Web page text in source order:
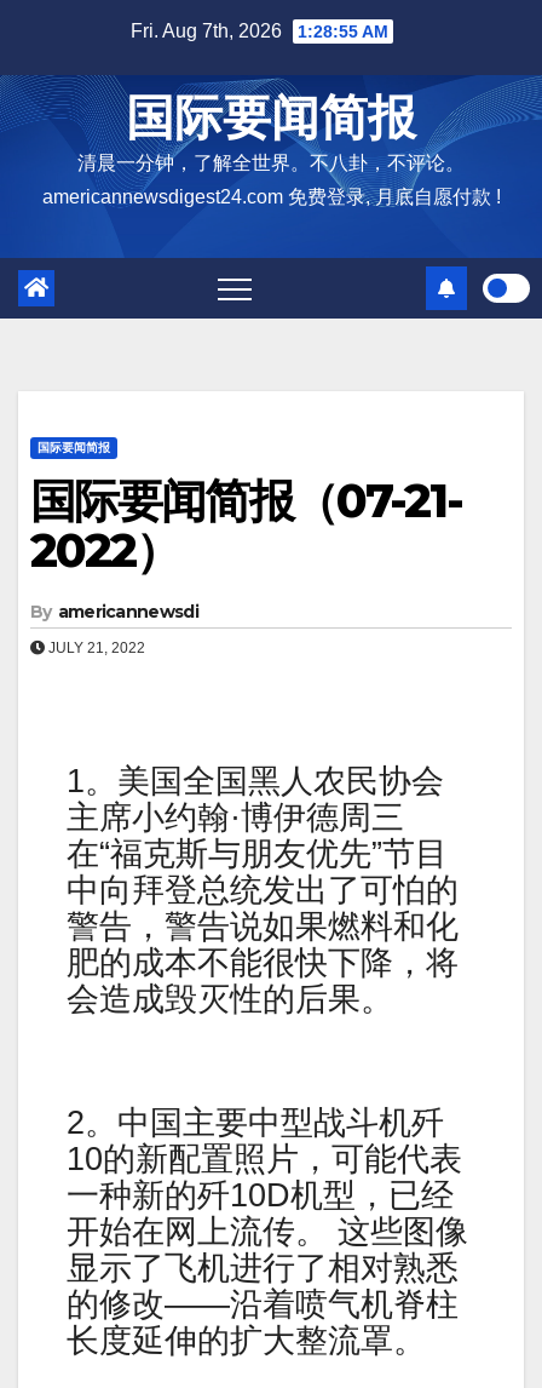
content
Fri. Aug 7th, 2026 1:28:57 AM
国际要闻简报
清晨一分钟，了解全世界。不八卦，不评论。
americannewsdigest24.com 免费登录, 月底自愿付款 !
国际要闻简报
国际要闻简报（07-21-
2022）
By americannewsdi
JULY 21, 2022
1。美国全国黑人农民协会
主席小约翰·博伊德周三
在“福克斯与朋友优先”节目
中向拜登总统发出了可怕的
警告，警告说如果燃料和化
肥的成本不能很快下降，将
会造成毁灭性的后果。
2。中国主要中型战斗机歼
10的新配置照片，可能代表
一种新的歼10D机型，已经
开始在网上流传。 这些图像
显示了飞机进行了相对熟悉
的修改——沿着喷气机脊柱
长度延伸的扩大整流罩。